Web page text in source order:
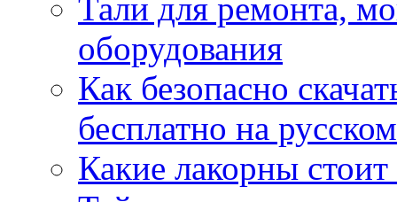
Тали для ремонта,
оборудования
Как безопасно
бесплатно на
Какие лакорны